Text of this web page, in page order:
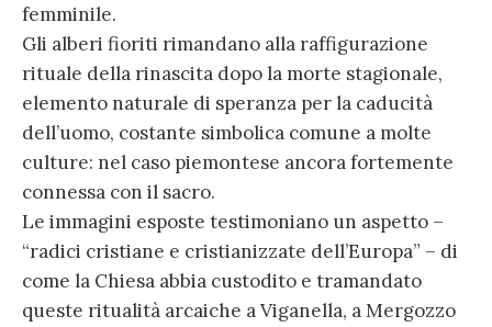
femminile.
Gli alberi fioriti rimandano alla raffigurazione
rituale della rinascita dopo la morte stagionale,
elemento naturale di speranza per la caducità
dell’uomo, costante simbolica comune a molte
culture: nel caso piemontese ancora fortemente
connessa con il sacro.
Le immagini esposte testimoniano un aspetto –
“radici cristiane e cristianizzate dell’Europa” – di
come la Chiesa abbia custodito e tramandato
queste ritualità arcaiche a Viganella, a Mergozzo